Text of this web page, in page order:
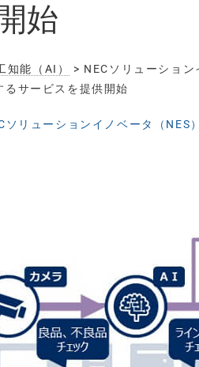
始
知能（AI）
> NECソリューショ
るサービスを提供開始
ソリューションイノベータ（NES）